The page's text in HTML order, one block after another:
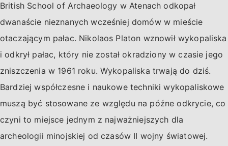
British School of Archaeology w Atenach odkopał
dwanaście nieznanych wcześniej domów w mieście
otaczającym pałac. Nikolaos Platon wznowił wykopaliska
i odkrył pałac, który nie został okradziony w czasie jego
zniszczenia w 1961 roku. Wykopaliska trwają do dziś.
Bardziej współczesne i naukowe techniki wykopaliskowe
muszą być stosowane ze względu na późne odkrycie, co
czyni to miejsce jednym z najważniejszych dla
archeologii minojskiej od czasów II wojny światowej.